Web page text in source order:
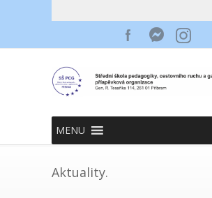
MENU
Aktuality.